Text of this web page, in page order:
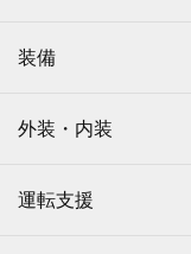
装備
外装・内装
運転支援